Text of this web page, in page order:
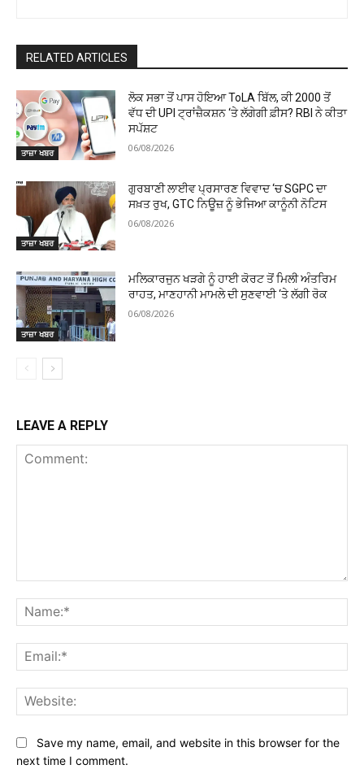
RELATED ARTICLES
ਤਾਜ਼ਾ ਖਬਰ
ਲੋਕ ਸਭਾ ਤੋਂ ਪਾਸ ਹੋਇਆ ToLA ਬਿੱਲ, ਕੀ ₹2000 ਤੋਂ
ਵੱਧ ਦੀ UPI ਟ੍ਰਾਂਜ਼ੈਕਸ਼ਨ ‘ਤੇ ਲੱਗੇਗੀ ਫ਼ੀਸ? RBI ਨੇ ਕੀਤਾ
ਸਪੱਸ਼ਟ
06/08/2026
ਤਾਜ਼ਾ ਖਬਰ
ਗੁਰਬਾਣੀ ਲਾਈਵ ਪ੍ਰਸਾਰਣ ਵਿਵਾਦ ‘ਚ SGPC ਦਾ
ਸਖ਼ਤ ਰੁਖ, GTC ਨਿਊਜ਼ ਨੂੰ ਭੇਜਿਆ ਕਾਨੂੰਨੀ ਨੋਟਿਸ
06/08/2026
ਤਾਜ਼ਾ ਖਬਰ
ਮਲਿਕਾਰਜੁਨ ਖੜਗੇ ਨੂੰ ਹਾਈ ਕੋਰਟ ਤੋਂ ਮਿਲੀ ਅੰਤਰਿਮ
ਰਾਹਤ, ਮਾਣਹਾਨੀ ਮਾਮਲੇ ਦੀ ਸੁਣਵਾਈ ‘ਤੇ ਲੱਗੀ ਰੋਕ
06/08/2026
LEAVE A REPLY
Save my name, email, and website in this browser for the
next time I comment.